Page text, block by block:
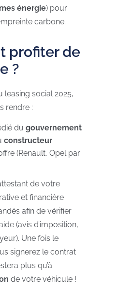
énergie) pour
carbone.
profiter de
?
leasing social 2025,
rendre :
du gouvernement
constructeur
(Renault, Opel par
de votre
et financière
afin de vérifier
(avis d’imposition,
Une fois le
signerez le contrat
plus qu’à
de votre véhicule !